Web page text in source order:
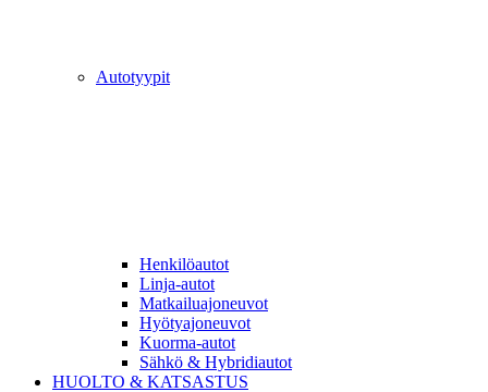
Autotyypit
Henkilöautot
Linja-autot
Matkailuajoneuvot
Hyötyajoneuvot
Kuorma-autot
Sähkö & Hybridiautot
HUOLTO & KATSASTUS